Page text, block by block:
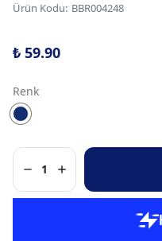
Ürün Kodu: BBR004248
₺ 59.90
Renk
1